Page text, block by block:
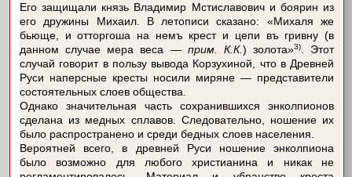
Его защищали князь Владимир Мстиславович и боярин из
его дружины Михаил. В летописи сказано: «Михаля же
бьюще, и отторгоша на немъ крест и цепи въ гривну (в
данном случае мера веса — прим. К.К.) золота»3). Этот
случай говорит в пользу вывода Корзухиной, что в Древней
Руси наперсные кресты носили миряне — представители
состоятельных слоев общества.
Однако значительная часть сохранившихся энколпионов
сделана из медных сплавов. Следовательно, ношение их
было распространено и среди бедных слоев населения.
Вероятней всего, в древней Руси ношение энколпиона
было возможно для любого христианина и никак не